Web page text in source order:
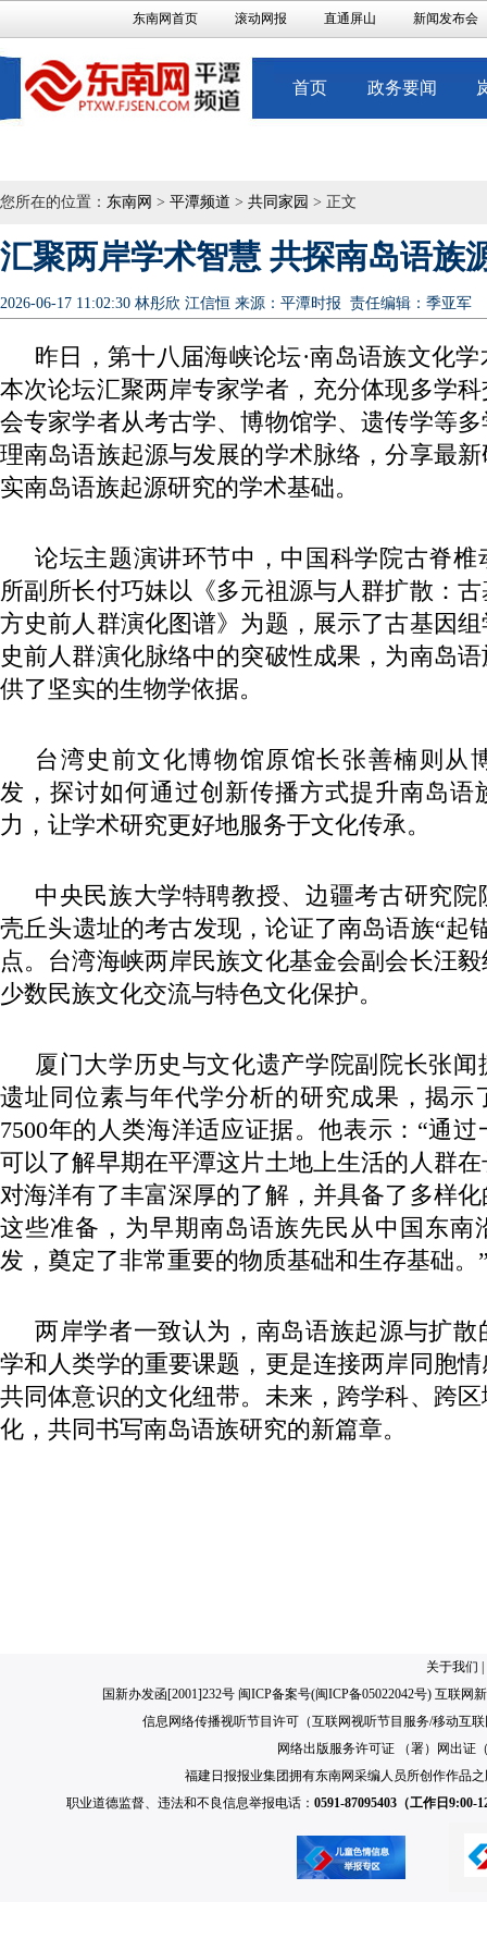
东南网首页 滚动网报 直通屏山 新闻发布会
首页 政务要闻
您所在的位置： 东南网 > 平潭频道 > 共同家园 > 正文
汇聚两岸学术智慧 共探南岛语族
2026-06-17 11:02:30 林彤欣 江信恒 来源：平潭时报 责任编辑：季亚军
昨日，第十八届海峡论坛·南岛语族文化
本次论坛汇聚两岸专家学者，充分体现多学
会专家学者从考古学、博物馆学、遗传学等
理南岛语族起源与发展的学术脉络，分享最
实南岛语族起源研究的学术基础。
论坛主题演讲环节中，中国科学院古脊椎
所副所长付巧妹以《多元祖源与人群扩散：
方史前人群演化图谱》为题，展示了古基因
史前人群演化脉络中的突破性成果，为南岛
供了坚实的生物学依据。
台湾史前文化博物馆原馆长张善楠则从
发，探讨如何通过创新传播方式提升南岛语
力，让学术研究更好地服务于文化传承。
中央民族大学特聘教授、边疆考古研究院
壳丘头遗址的考古发现，论证了南岛语族“起
点。台湾海峡两岸民族文化基金会副会长汪
少数民族文化交流与特色文化保护。
厦门大学历史与文化遗产学院副院长张
遗址同位素与年代学分析的研究成果，揭示
7500年的人类海洋适应证据。他表示：“通
可以了解早期在平潭这片土地上生活的人群
对海洋有了丰富深厚的了解，并具备了多样
这些准备，为早期南岛语族先民从中国东南
发，奠定了非常重要的物质基础和生存基础。
两岸学者一致认为，南岛语族起源与扩散
学和人类学的重要课题，更是连接两岸同胞
共同体意识的文化纽带。未来，跨学科、跨
化，共同书写南岛语族研究的新篇章。
关于我们
国新办发函[2001]232号 闽ICP备案号(闽ICP备05022042号) 互联网
信息网络传播视听节目许可（互联网视听节目服务/移动互
网络出版服务许可证 （署）网出证
福建日报报业集团拥有东南网采编人员所创作作品
职业道德监督、违法和不良信息举报电话： 0591-87095403（工作日9:00-